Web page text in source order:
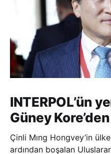
INTERPOL’ün
Güney Kore’den
Çinli Mıng Hongvey’in
ardından boşalan